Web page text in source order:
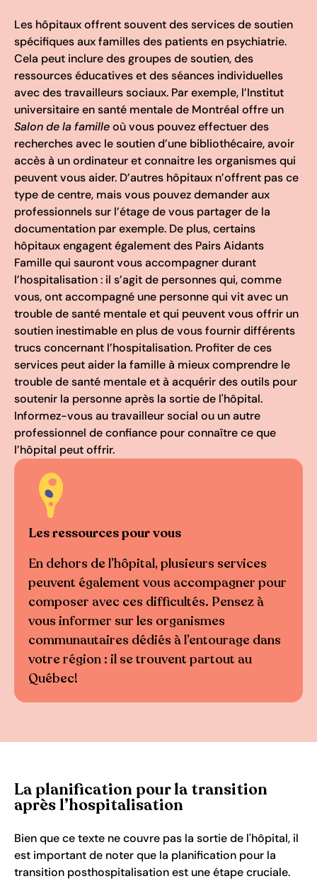
Les hôpitaux offrent souvent des services de soutien
spécifiques aux familles des patients en psychiatrie.
Cela peut inclure des groupes de soutien, des
ressources éducatives et des séances individuelles
avec des travailleurs sociaux. Par exemple, l’Institut
universitaire en santé mentale de Montréal offre un
Salon de la familleoù vous pouvez effectuer des
recherches avec le soutien d’une bibliothécaire, avoir
accès à un ordinateur et connaitre les organismes qui
peuvent vous aider. D’autres hôpitaux n’offrent pas ce
type de centre, mais vous pouvez demander aux
professionnels sur l’étage de vous partager de la
documentation par exemple. De plus, certains
hôpitaux engagent également des Pairs Aidants
Famille qui sauront vous accompagner durant
l’hospitalisation : il s’agit de personnes qui, comme
vous, ont accompagné une personne qui vit avec un
trouble de santé mentale et qui peuvent vous offrir un
soutien inestimable en plus de vous fournir différents
trucs concernant l’hospitalisation. Profiter de ces
services peut aider la famille à mieux comprendre le
trouble de santé mentale et à acquérir des outils pour
soutenir la personne après la sortie de l'hôpital.
Informez-vous au travailleur social ou un autre
professionnel de confiance pour connaître ce que
l’hôpital peut offrir.
Les ressources pour vous
En dehors de l’hôpital, plusieurs services
peuvent également vous accompagner pour
composer avec ces difficultés. Pensez à
vous informer sur les organismes
communautaires dédiés à l’entourage dans
votre région : il se trouvent partout au
Québec!
La planification pour la transition
après l’hospitalisation
Bien que ce texte ne couvre pas la sortie de l'hôpital, il
est important de noter que la planification pour la
transition posthospitalisation est une étape cruciale.